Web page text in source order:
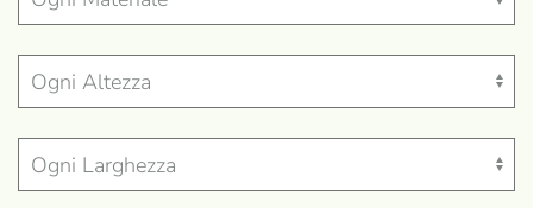
varianti.
Le
opzioni
possono
essere
scelte